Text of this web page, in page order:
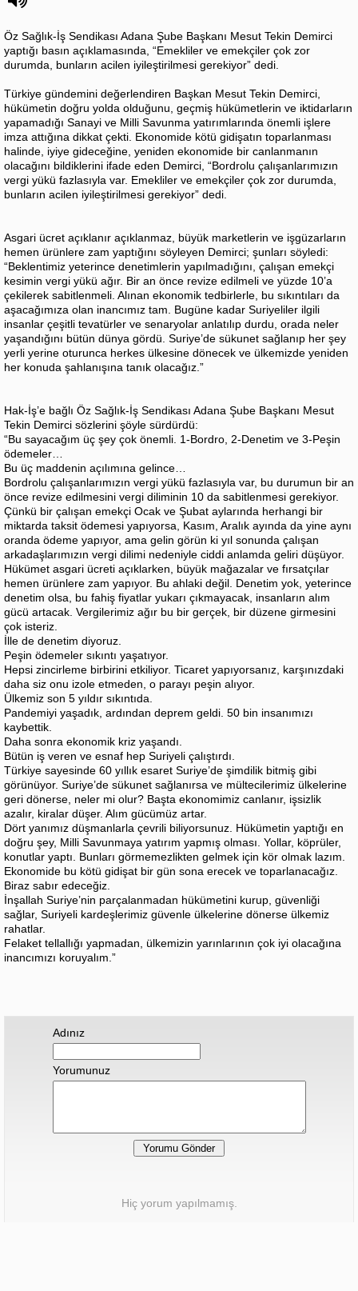
Öz Sağlık-İş Sendikası Adana Şube Başkanı Mesut Tekin Demirci
yaptığı basın açıklamasında, “Emekliler ve emekçiler çok zor
durumda, bunların acilen iyileştirilmesi gerekiyor” dedi.
Türkiye gündemini değerlendiren Başkan Mesut Tekin Demirci,
hükümetin doğru yolda olduğunu, geçmiş hükümetlerin ve iktidarların
yapamadığı Sanayi ve Milli Savunma yatırımlarında önemli işlere
imza attığına dikkat çekti. Ekonomide kötü gidişatın toparlanması
halinde, iyiye gideceğine, yeniden ekonomide bir canlanmanın
olacağını bildiklerini ifade eden Demirci, “Bordrolu çalışanlarımızın
vergi yükü fazlasıyla var. Emekliler ve emekçiler çok zor durumda,
bunların acilen iyileştirilmesi gerekiyor” dedi.
Asgari ücret açıklanır açıklanmaz, büyük marketlerin ve işgüzarların
hemen ürünlere zam yaptığını söyleyen Demirci; şunları söyledi:
“Beklentimiz yeterince denetimlerin yapılmadığını, çalışan emekçi
kesimin vergi yükü ağır. Bir an önce revize edilmeli ve yüzde 10’a
çekilerek sabitlenmeli. Alınan ekonomik tedbirlerle, bu sıkıntıları da
aşacağımıza olan inancımız tam. Bugüne kadar Suriyeliler ilgili
insanlar çeşitli tevatürler ve senaryolar anlatılıp durdu, orada neler
yaşandığını bütün dünya gördü. Suriye’de sükunet sağlanıp her şey
yerli yerine oturunca herkes ülkesine dönecek ve ülkemizde yeniden
her konuda şahlanışına tanık olacağız.”
Hak-İş’e bağlı Öz Sağlık-İş Sendikası Adana Şube Başkanı Mesut
Tekin Demirci sözlerini şöyle sürdürdü:
“Bu sayacağım üç şey çok önemli. 1-Bordro, 2-Denetim ve 3-Peşin
ödemeler…
Bu üç maddenin açılımına gelince…
Bordrolu çalışanlarımızın vergi yükü fazlasıyla var, bu durumun bir an
önce revize edilmesini vergi diliminin 10 da sabitlenmesi gerekiyor.
Çünkü bir çalışan emekçi Ocak ve Şubat aylarında herhangi bir
miktarda taksit ödemesi yapıyorsa, Kasım, Aralık ayında da yine aynı
oranda ödeme yapıyor, ama gelin görün ki yıl sonunda çalışan
arkadaşlarımızın vergi dilimi nedeniyle ciddi anlamda geliri düşüyor.
Hükümet asgari ücreti açıklarken, büyük mağazalar ve fırsatçılar
hemen ürünlere zam yapıyor. Bu ahlaki değil. Denetim yok, yeterince
denetim olsa, bu fahiş fiyatlar yukarı çıkmayacak, insanların alım
gücü artacak. Vergilerimiz ağır bu bir gerçek, bir düzene girmesini
çok isteriz.
İlle de denetim diyoruz.
Peşin ödemeler sıkıntı yaşatıyor.
Hepsi zincirleme birbirini etkiliyor. Ticaret yapıyorsanız, karşınızdaki
daha siz onu izole etmeden, o parayı peşin alıyor.
Ülkemiz son 5 yıldır sıkıntıda.
Pandemiyi yaşadık, ardından deprem geldi. 50 bin insanımızı
kaybettik.
Daha sonra ekonomik kriz yaşandı.
Bütün iş veren ve esnaf hep Suriyeli çalıştırdı.
Türkiye sayesinde 60 yıllık esaret Suriye’de şimdilik bitmiş gibi
görünüyor. Suriye’de sükunet sağlanırsa ve mültecilerimiz ülkelerine
geri dönerse, neler mi olur? Başta ekonomimiz canlanır, işsizlik
azalır, kiralar düşer. Alım gücümüz artar.
Dört yanımız düşmanlarla çevrili biliyorsunuz. Hükümetin yaptığı en
doğru şey, Milli Savunmaya yatırım yapmış olması. Yollar, köprüler,
konutlar yaptı. Bunları görmemezlikten gelmek için kör olmak lazım.
Ekonomide bu kötü gidişat bir gün sona erecek ve toparlanacağız.
Biraz sabır edeceğiz.
İnşallah Suriye’nin parçalanmadan hükümetini kurup, güvenliği
sağlar, Suriyeli kardeşlerimiz güvenle ülkelerine dönerse ülkemiz
rahatlar.
Felaket tellallığı yapmadan, ülkemizin yarınlarının çok iyi olacağına
inancımızı koruyalım.”
Adınız
Yorumunuz
Hiç yorum yapılmamış.